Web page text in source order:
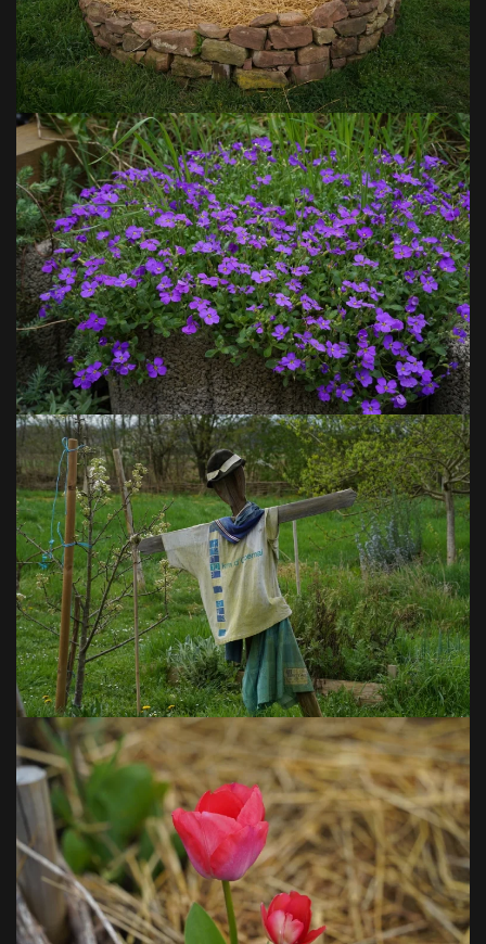
VOIR EN GRAND
VOIR EN GRAND
VOIR EN GRAND